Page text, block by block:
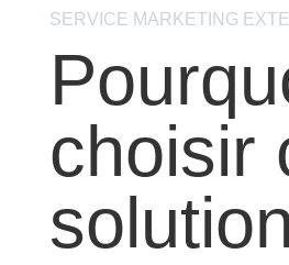
SERVICE MARKETING
choisir